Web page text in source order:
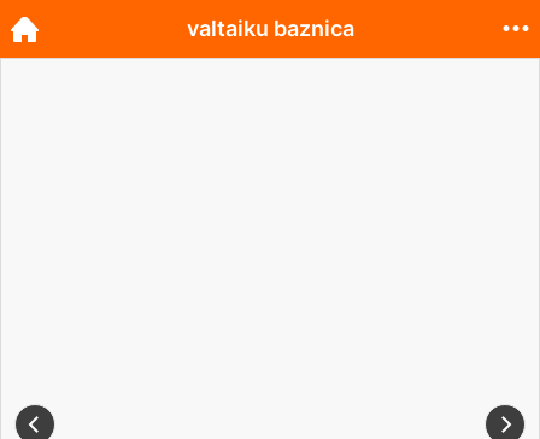
valtaiku baznica